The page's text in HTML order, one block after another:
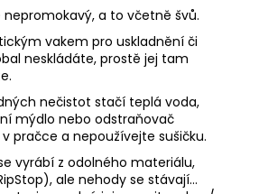
nepromokavý, a to včetně švů.
vakem pro uskladnění či
neskládáte, prostě jej tam
nečistot stačí teplá voda,
mýdlo nebo odstraňovač
pračce a nepoužívejte sušičku.
vyrábí z odolného materiálu,
ale nehody se stávají...